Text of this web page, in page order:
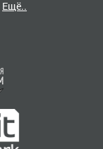
Ещё..